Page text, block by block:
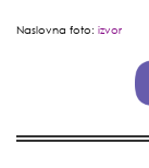
Naslovna foto: izvor